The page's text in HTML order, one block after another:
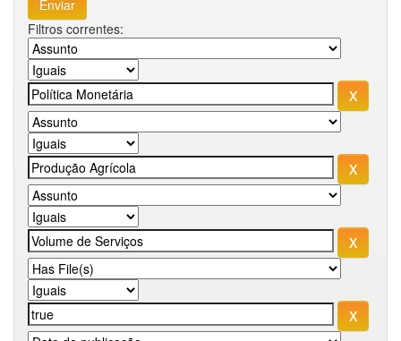
Filtros correntes: